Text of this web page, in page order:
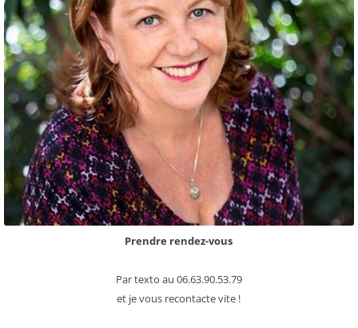
Prendre rendez-vous
Par texto au 06.63.90.53.79
et je vous recontacte vite !